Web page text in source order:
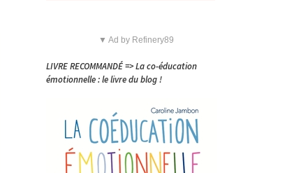
▼ Ad by Refinery89
LIVRE RECOMMANDÉ => La co-éducation
émotionnelle : le livre du blog !